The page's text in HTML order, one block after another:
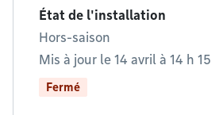
État de l'installation
Hors-saison
Mis à jour le 14 avril à 14 h 15
Fermé